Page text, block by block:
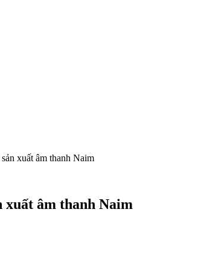
xuất âm thanh Naim
xuất âm thanh Naim